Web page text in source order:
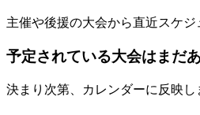
主催や後援の大会から直近スケジ
予定されている大会はまだ
決まり次第、カレンダーに反映し